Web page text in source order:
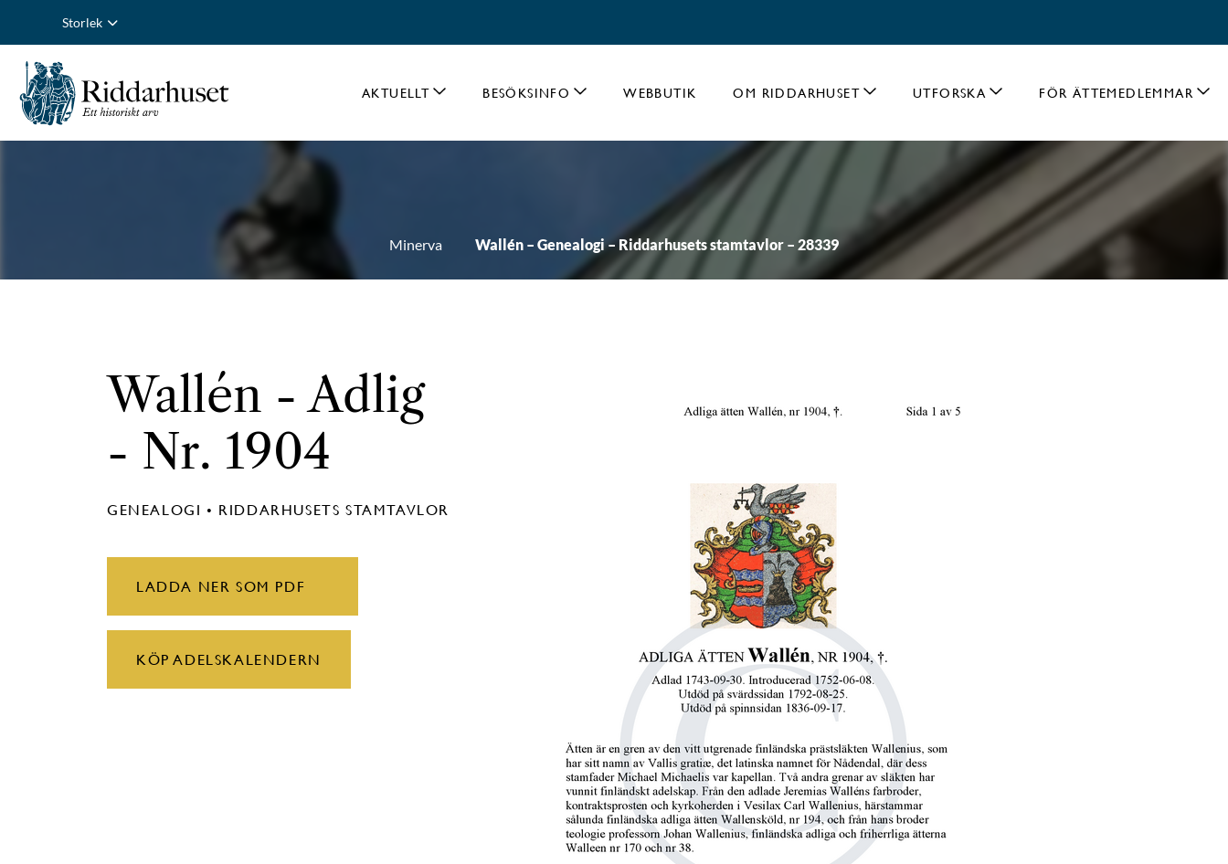
Storlek
AKTUELLT BESÖKSINFO WEBBUTIK OM RIDDARHUSET UTFORSKA FÖR ÄTTEMEDLEMMAR
Minerva Wallén – Genealogi – Riddarhusets stamtavlor – 28339
Wallén - Adlig
- Nr. 1904
GENEALOGI • RIDDARHUSETS STAMTAVLOR
LADDA NER SOM PDF
KÖP ADELSKALENDERN